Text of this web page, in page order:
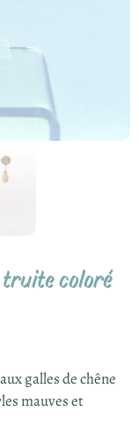
truite coloré
galles de chêne
mauves et